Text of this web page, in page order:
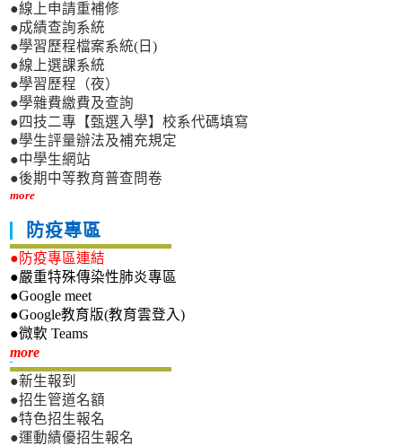
●線上申請重補修
●成績查詢系統
●學習歷程檔案系統(日)
●線上選課系統
●學習歷程（夜）
●學雜費繳費及查詢
●四技二專【甄選入學】校系代碼填寫
●學生評量辦法及補充規定
●中學生網站
●後期中等教育普查問卷
more
防疫專區
●防疫專區連結
●嚴重特殊傳染性肺炎專區
●Google meet
●Google教育版(教育雲登入)
●微軟 Teams
more新生專區
●新生報到
●招生管道名額
●特色招生報名
●運動績優招生報名